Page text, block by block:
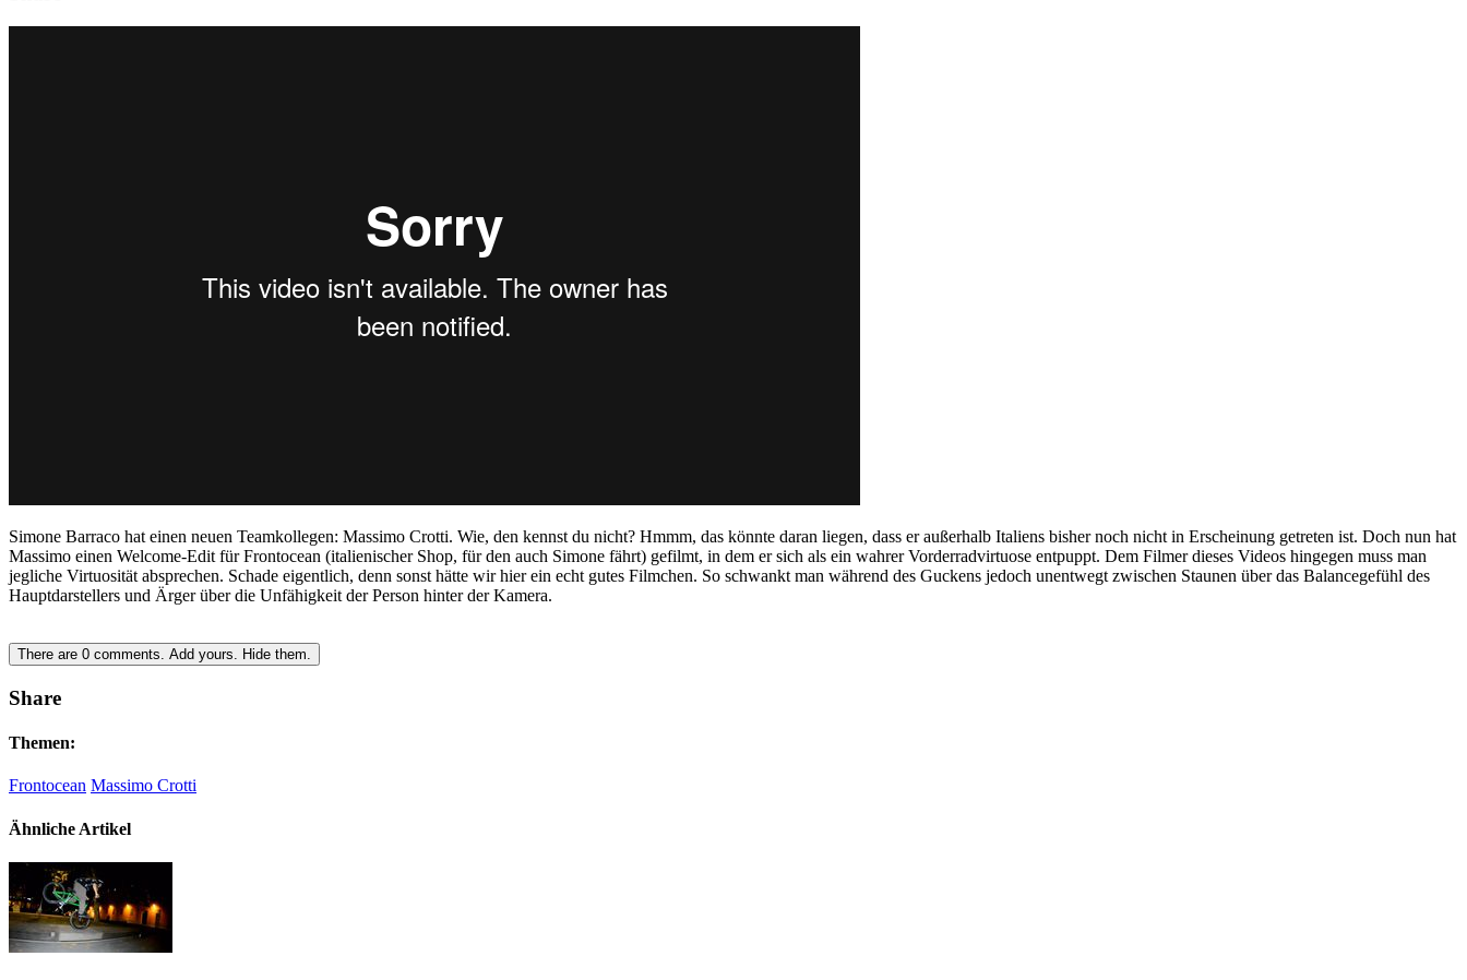
Simone Barraco hat einen neuen Teamkollegen: Massimo Crotti. Wie, den kennst du nicht? Hmmm, das könnte daran liegen, dass er außerhalb Italiens bisher noch nicht in Erscheinung getreten ist. Doch nun hat
Massimo einen Welcome-Edit für Frontocean (italienischer Shop, für den auch Simone fährt) gefilmt, in dem er sich als ein wahrer Vorderradvirtuose entpuppt. Dem Filmer dieses Videos hingegen muss man
jegliche Virtuosität absprechen. Schade eigentlich, denn sonst hätte wir hier ein echt gutes Filmchen. So schwankt man während des Guckens jedoch unentwegt zwischen Staunen über das Balancegefühl des
Hauptdarstellers und Ärger über die Unfähigkeit der Person hinter der Kamera.
There are 0 comments. Add yours. Hide them.
Share
Themen:
Frontocean Massimo Crotti
Ähnliche Artikel